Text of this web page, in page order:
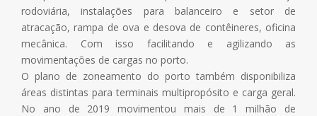
rodoviária, instalações para balanceiro e setor de
atracação, rampa de ova e desova de contêineres, oficina
mecânica. Com isso facilitando e agilizando as
movimentações de cargas no porto.
O plano de zoneamento do porto também disponibiliza
áreas distintas para terminais multipropósito e carga geral.
No ano de 2019 movimentou mais de 1 milhão de